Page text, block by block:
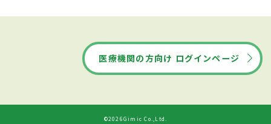
医療機関の方向け ログインページ
©2026Gimic Co.,Ltd.